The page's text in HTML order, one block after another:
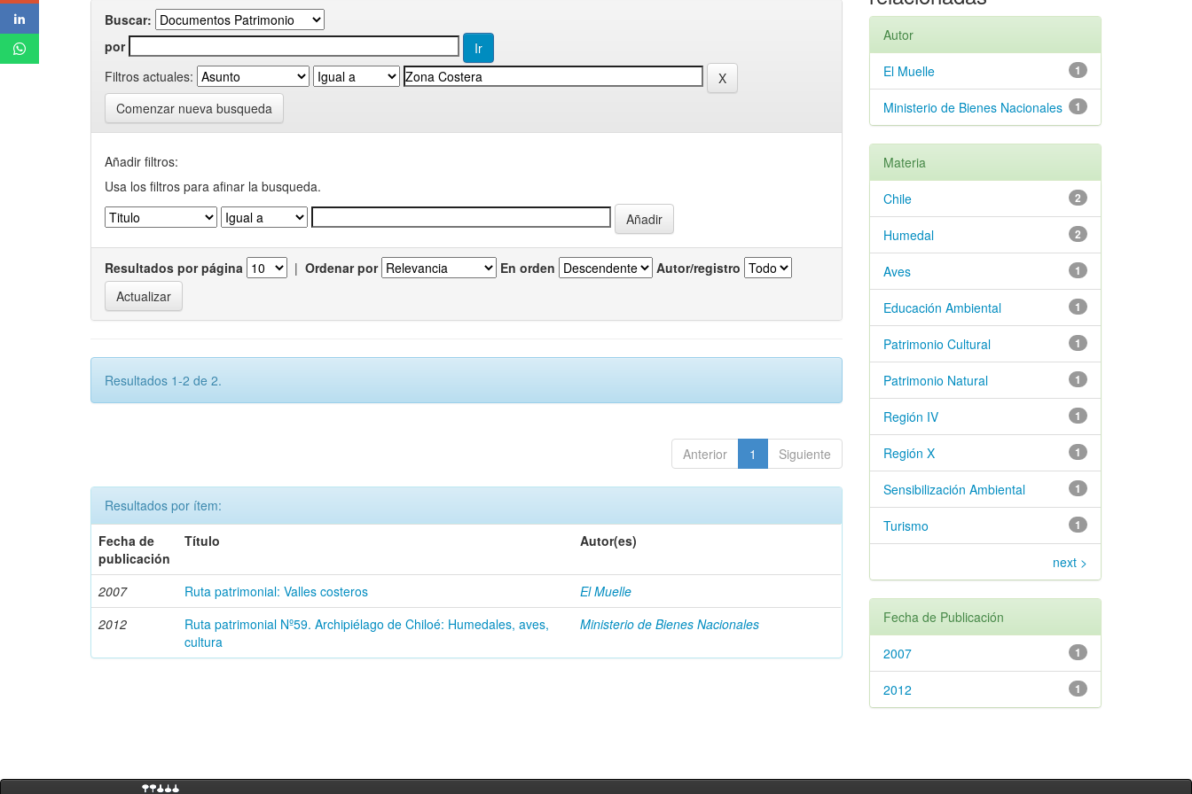
Buscar:
por
Filtros actuales:
Comenzar nueva busqueda
Añadir filtros:
Usa los filtros para afinar la busqueda.
Resultados por página | Ordenar por En orden Autor/registro
Resultados 1-2 de 2.
Anterior 1 Siguiente
Resultados por ítem:
Fecha de
publicación
Título Autor(es)
2007 Ruta patrimonial: Valles costeros
El Muelle
2012
Ruta patrimonial Nº59. Archipiélago de Chiloé: Humedales, aves,
cultura
Ministerio de Bienes Nacionales
Autor
1
El Muelle
1
Ministerio de Bienes Nacionales
Materia
2
Chile
2
Humedal
1
Aves
1
Educación Ambiental
1
Patrimonio Cultural
1
Patrimonio Natural
1
Región IV
1
Región X
1
Sensibilización Ambiental
1
Turismo
next >
Fecha de Publicación
1
2007
1
2012